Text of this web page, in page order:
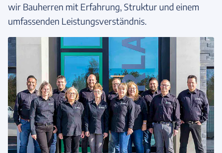
wir Bauherren mit Erfahrung, Struktur und einem
umfassenden Leistungsverständnis.